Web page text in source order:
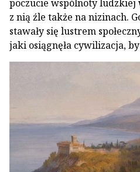
poczucie wspólnoty ludzkiej
z nią źle także na nizinach.
stawały się lustrem
jaki osiągnęła cywilizacja,